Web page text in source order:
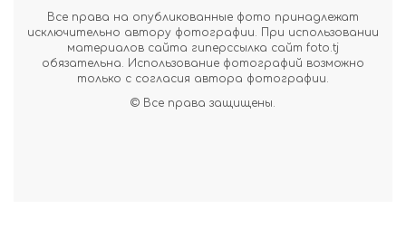
Все права на опубликованные фото принадлежат
исключительно автору фотографии. При использовании
материалов сайта гиперссылка сайт foto.tj
обязательна. Использование фотографий возможно
только с согласия автора фотографии.
© Все права защищены.